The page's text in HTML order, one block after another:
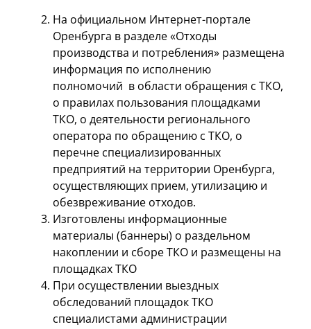
На официальном Интернет-портале
Оренбурга в разделе «Отходы
производства и потребления» размещена
информация по исполнению
полномочий в области обращения с ТКО,
о правилах пользования площадками
ТКО, о деятельности регионального
оператора по обращению с ТКО, о
перечне специализированных
предприятий на территории Оренбурга,
осуществляющих прием, утилизацию и
обезвреживание отходов.
Изготовлены информационные
материалы (баннеры) о раздельном
накоплении и сборе ТКО и размещены на
площадках ТКО
При осуществлении выездных
обследований площадок ТКО
специалистами администрации